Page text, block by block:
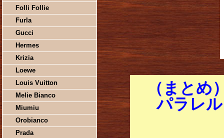
Folli Follie
Furla
Gucci
Hermes
Krizia
Loewe
Louis Vuitton
Melie Bianco
Miumiu
Orobianco
Prada
（まと
パラレ